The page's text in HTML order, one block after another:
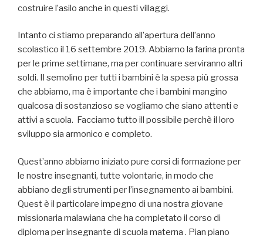
costruire l’asilo anche in questi villaggi.
Intanto ci stiamo preparando all’apertura dell’anno
scolastico il 16 settembre 2019. Abbiamo la farina pronta
per le prime settimane, ma per continuare serviranno altri
soldi. Il semolino per tutti i bambini è la spesa più grossa
che abbiamo, ma è importante che i bambini mangino
qualcosa di sostanzioso se vogliamo che siano attenti e
attivi a scuola. Facciamo tutto ill possibile perchè il loro
sviluppo sia armonico e completo.
Quest’anno abbiamo iniziato pure corsi di formazione per
le nostre insegnanti, tutte volontarie, in modo che
abbiano degli strumenti per l’insegnamento ai bambini.
Quest è il particolare impegno di una nostra giovane
missionaria malawiana che ha completato il corso di
diploma per insegnante di scuola materna . Pian piano